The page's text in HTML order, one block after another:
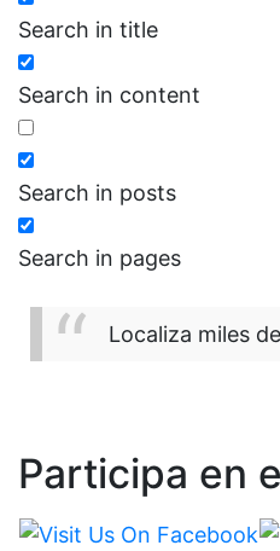
Search in title
Search in content
Search in posts
Search in pages
Localiza miles
Participa en